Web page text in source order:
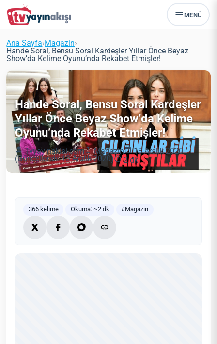
MENÜ
Ana Sayfa›Magazin›
Hande Soral, Bensu Soral Kardeşler Yıllar Önce Beyaz
Show’da Kelime Oyunu’nda Rekabet Etmişler!
Hande Soral, Bensu Soral Kardeşler
Yıllar Önce Beyaz Show’da Kelime
Oyunu’nda Rekabet Etmişler!
Tvyayinakisi.com Magazin
13 Aralık 2020
(Güncellendi: 13 Aralık 2020)
2 dk
366 kelime Okuma: ~2 dk #Magazin